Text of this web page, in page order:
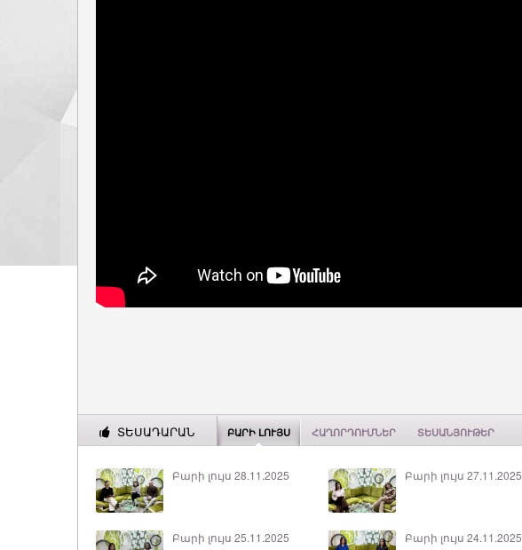
ՏԵՍԱԴԱՐԱՆ ԲԱՐԻ ԼՈՒՅՍ ՀԱՂՈՐԴՈՒՄՆԵՐ ՏԵՍԱՆՅՈՒԹԵՐ
Բարի լույս 28.11.2025 Բարի լույս 27.11.2025
Բարի լույս 25.11.2025 Բարի լույս 24.11.2025